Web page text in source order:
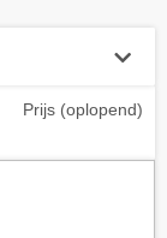
Prijs (oplopend)